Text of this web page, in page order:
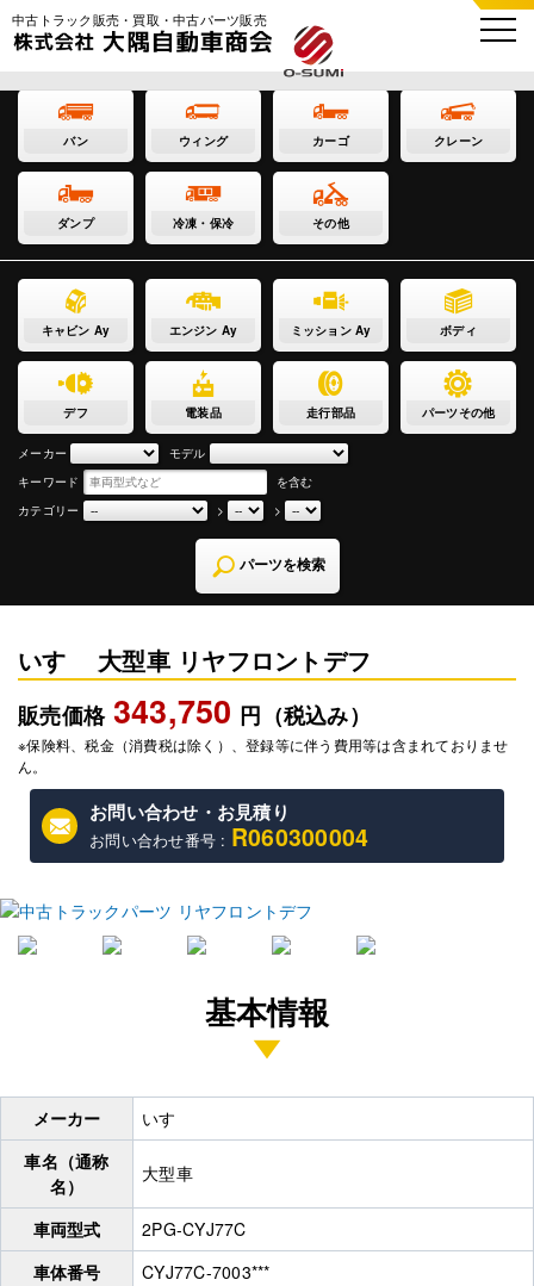
中古トラック販売・買取・中古パーツ販売
バン ウィング カーゴ クレーン
ダンプ 冷凍・保冷 その他
キャビン Ay エンジン Ay ミッション Ay ボディ
デフ 電装品 走行部品 パーツその他
メーカー
モデル
キーワード
を含む
カテゴリー
> >
パーツを検索
いすゞ 大型車 リヤフロントデフ
販売価格 343,750 円（税込み）
※保険料、税金（消費税は除く）、登録等に伴う費用等は含まれておりませ
ん。
お問い合わせ・お見積り
お問い合わせ番号 : R060300004
基本情報
メーカー
いすゞ
車名（通称
名）
大型車
車両型式
2PG-CYJ77C
車体番号
CYJ77C-7003***